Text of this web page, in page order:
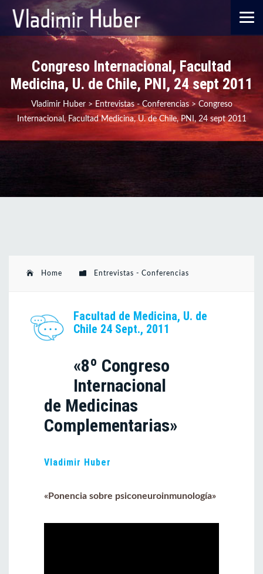
Congreso Internacional, Facultad
Medicina, U. de Chile, PNI, 24 sept 2011
Vladimir Huber>Entrevistas - Conferencias> Congreso
Internacional, Facultad Medicina, U. de Chile, PNI, 24 sept 2011
Home Entrevistas - Conferencias
Facultad de Medicina, U. de
Chile 24 Sept., 2011
«8º Congreso
Internacional
de Medicinas
Complementarias»
Vladimir Huber
«Ponencia sobre psiconeuroinmunología»